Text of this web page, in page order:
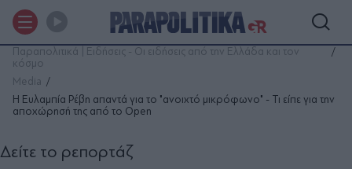
Παραπολιτικά | Ειδήσεις - Οι ειδήσεις από την Ελλάδα και τον
κόσμο
Media
H Ευλαμπία Ρέβη απαντά για το "ανοιχτό µικρόφωνο" - Τι είπε για την
αποχώρησή της από το Open
Δείτε το ρεπορτάζ